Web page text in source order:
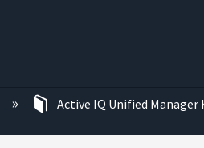
Active IQ Unified Manager